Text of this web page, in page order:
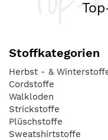
Stoffkategorien
Herbst - &
Cordstoffe
Walkloden
Strickstoffe
Plüschstoffe
Sweatshirtstoffe